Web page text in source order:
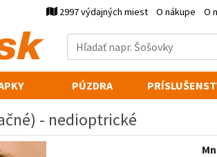
2997 výdajných miest O nákupe O
PÚZDRA
- nedioptrické